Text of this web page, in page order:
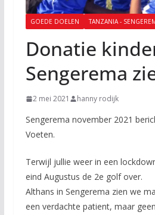
GOEDE DOELEN TANZANIA -
Donatie
Sengerema
2 mei 2021 hanny rodijk
Sengerema november 2021
Voeten.
Terwijl jullie weer in een
eind Augustus de 2e golf over.
Althans in Sengerema zien we
een verdachte patient, maar